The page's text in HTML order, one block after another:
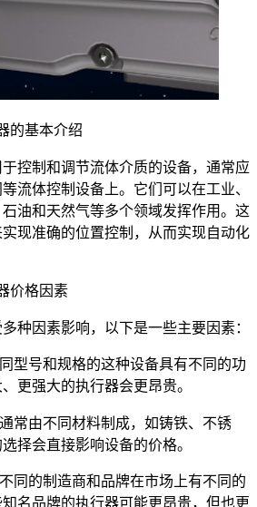
的基本介绍
控制和调节流体介质的设备，通常应
流体控制设备上。它们可以在工业、
油和天然气等多个领域发挥作用。这
现准确的位置控制，从而实现自动化
价格因素
种因素影响，以下是一些主要因素：
型号和规格的这种设备具有不同的功
更强大的执行器会更昂贵。
常由不同材料制成，如铸铁、不锈
择会直接影响设备的价格。
同的制造商和品牌在市场上有不同的
名品牌的执行器可能更昂贵，但也更